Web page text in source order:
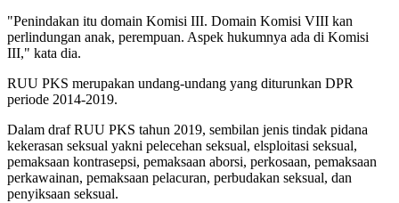
"Penindakan itu domain Komisi III. Domain Komisi VIII kan
perlindungan anak, perempuan. Aspek hukumnya ada di Komisi
III," kata dia.
RUU PKS merupakan undang-undang yang diturunkan DPR
periode 2014-2019.
Dalam draf RUU PKS tahun 2019, sembilan jenis tindak pidana
kekerasan seksual yakni pelecehan seksual, elsploitasi seksual,
pemaksaan kontrasepsi, pemaksaan aborsi, perkosaan, pemaksaan
perkawainan, pemaksaan pelacuran, perbudakan seksual, dan
penyiksaan seksual.